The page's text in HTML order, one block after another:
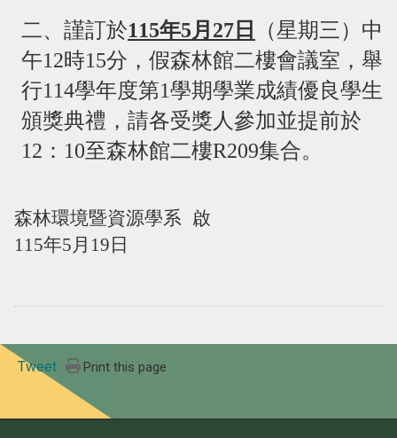
二、謹訂於115年5月 27 日
（星期三）中
午12時15分，假森林館二樓會議室，舉
行114學年度第1學期學業成績優良學生
頒獎典禮，請各受獎人參加並提前於
12 ： 10至森林館二樓R209集合。
森林環境暨資源學系 啟
115年5月 19 日
Tweet Print this page